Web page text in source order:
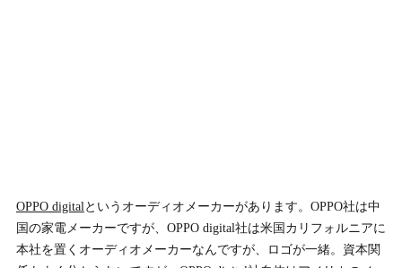
OPPO digitalというオーディオメーカーがあります。OPPO社は中
国の家電メーカーですが、OPPO digital社は米国カリフォルニアに
本社を置くオーディオメーカーなんですが、ロゴが一緒。資本関